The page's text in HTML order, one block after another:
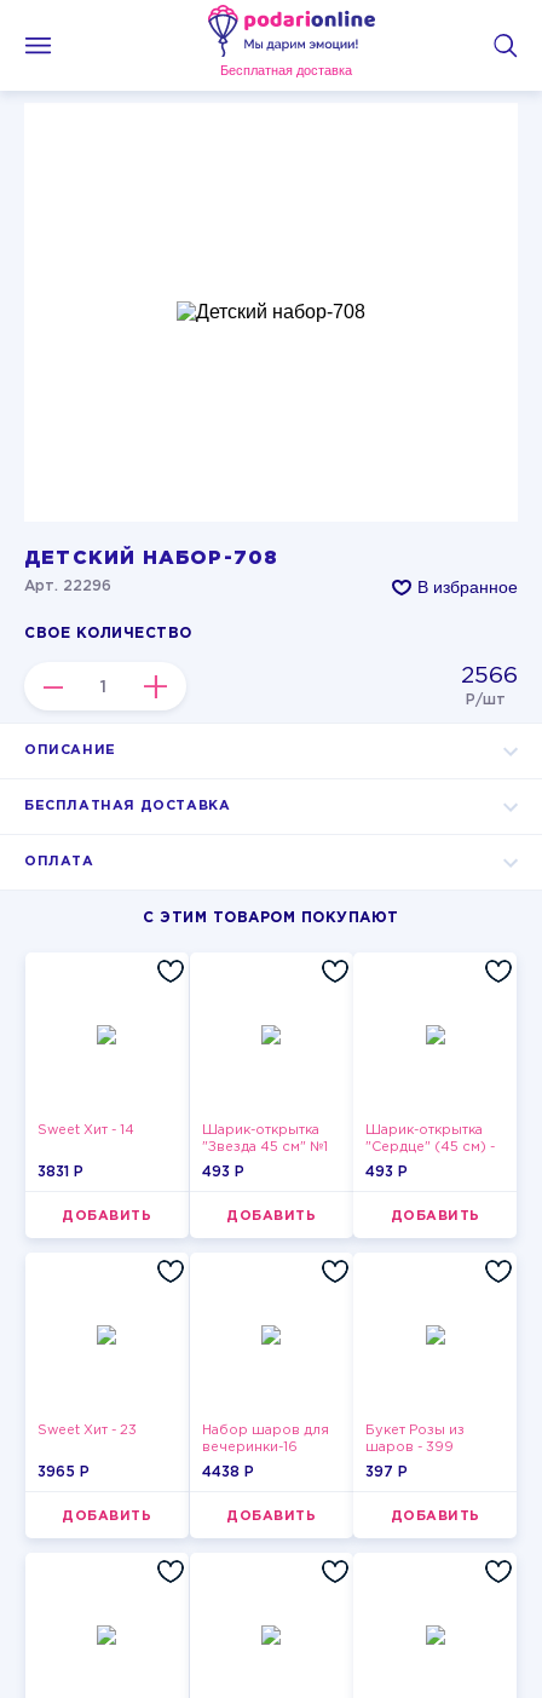
Бесплатная доставка
ДЕТСКИЙ НАБОР-708
Арт. 22296 В избранное
СВОЕ КОЛИЧЕСТВО
– + 2566
Р/шт
ОПИСАНИЕ
БЕСПЛАТНАЯ ДОСТАВКА
ОПЛАТА
С ЭТИМ ТОВАРОМ ПОКУПАЮТ
Sweet Хит - 14
3831 P
ДОБАВИТЬ
Шарик-открытка
"Звезда 45 см" №1
493 P
ДОБАВИТЬ
Шарик-открытка
"Сердце" (45 см) -
2
493 P
ДОБАВИТЬ
Sweet Хит - 23
3965 P
ДОБАВИТЬ
Набор шаров для
вечеринки-16
4438 P
ДОБАВИТЬ
Букет Розы из
шаров - 399
397 P
ДОБАВИТЬ